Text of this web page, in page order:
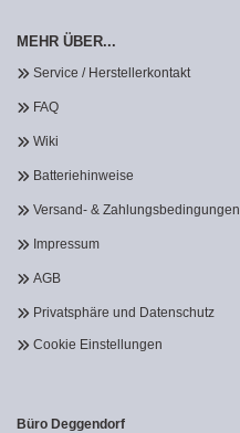
MEHR ÜBER...
Service / Herstellerkontakt
FAQ
Wiki
Batteriehinweise
Versand- & Zahlungsbedingungen
Impressum
AGB
Privatsphäre und Datenschutz
Cookie Einstellungen
Büro Deggendorf